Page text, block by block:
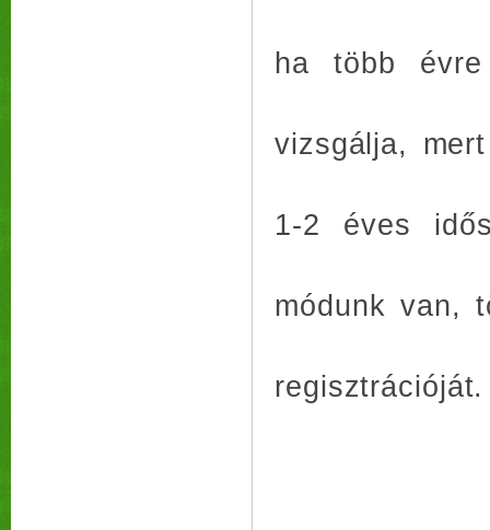
ha több
vizsgálja,
1-2 éves
módunk van,
regisztrációját.